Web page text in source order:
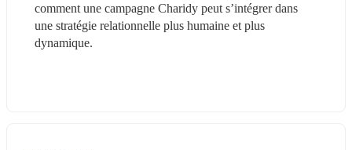
comment une campagne Charidy peut s’intégrer dans
une stratégie relationnelle plus humaine et plus
dynamique.